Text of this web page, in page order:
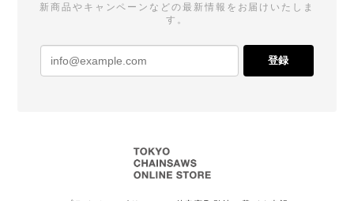
新商品やキャンペーンなどの最新情報をお届けいたしま
す。
登録